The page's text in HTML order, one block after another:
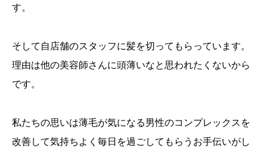
す。
そして自店舗のスタッフに髪を切ってもらっています。
理由は他の美容師さんに頭薄いなと思われたくないから
です。
私たちの思いは薄毛が気になる男性のコンプレックスを
改善して気持ちよく毎日を過ごしてもらうお手伝いがし